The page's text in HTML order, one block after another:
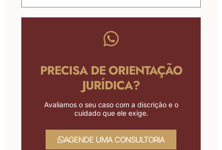
PRECISA DE ORIENTAÇÃO
JURÍDICA?
Avaliamos o seu caso com a discrição e o
cuidado que ele exige.
AGENDE UMA CONSULTORIA